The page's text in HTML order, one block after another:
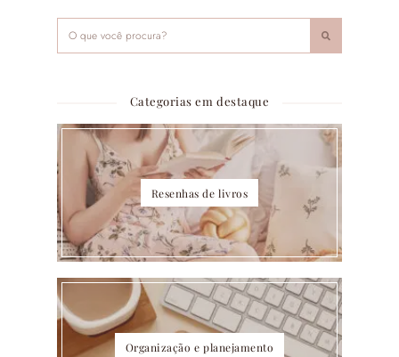
Categorias em destaque
Resenhas de livros
Organização e planejamento